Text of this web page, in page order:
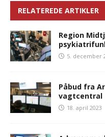
RELATEREDE ARTIKLER
Region
5. december
Påbud fra
vagtcentral
18. april 2023